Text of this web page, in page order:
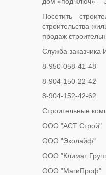
Посетить
строительства
продаж
Служба заказчика
8-950-058-41-48
8-904-150-22-42
8-904-152-42-62
Строительные
ООО "АСТ Строй"
ООО "Эколайф"
ООО "Климат
ООО "МагиПроф"